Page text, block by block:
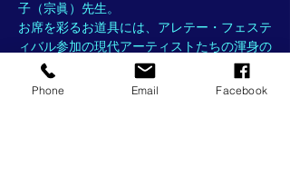
子（宗眞）先生。
お席を彩るお道具には、アレテー・フェステ
ィバル参加の現代アーティストたちの渾身の
作品を取り合わせ、唯一無二の茶会を演出い
たします。
Phone Email Facebook